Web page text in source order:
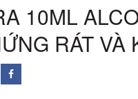
10ML
RÁT VÀ